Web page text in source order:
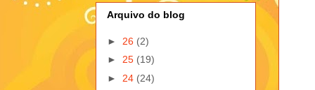
Arquivo do blog
► 26 (2)
► 25 (19)
► 24 (24)